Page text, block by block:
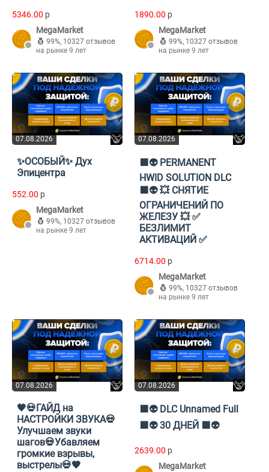
5346.00 p
MegaMarket
99%, 10327 отзывов
на рынке 9 лет
1890.00 p
MegaMarket
99%, 10327 отзывов
на рынке 9 лет
07.08.2026
✨ОСОБЫЙ✨ Дух
Эпицентра
552.00 p
MegaMarket
99%, 10327 отзывов
на рынке 9 лет
07.08.2026
🟪👽 PERMANENT
HWID SOLUTION DLC
🟪👽 💥 СНЯТИЕ
ОГРАНИЧЕНИЙ ПО
ЖЕЛЕЗУ 💥 ✅
БЕЗЛИМИТ
АКТИВАЦИЙ ✅
6714.00 p
MegaMarket
99%, 10327 отзывов
на рынке 9 лет
07.08.2026
🖤💀ГАЙД на
НАСТРОЙКИ ЗВУКА💀
Улучшаем звуки
шагов💀Убавляем
громкие взрывы,
выстрелы💀🖤
07.08.2026
🟪👽 DLC Unnamed Full
🟪👽 30 ДНЕЙ 🟪👽
2639.00 p
MegaMarket